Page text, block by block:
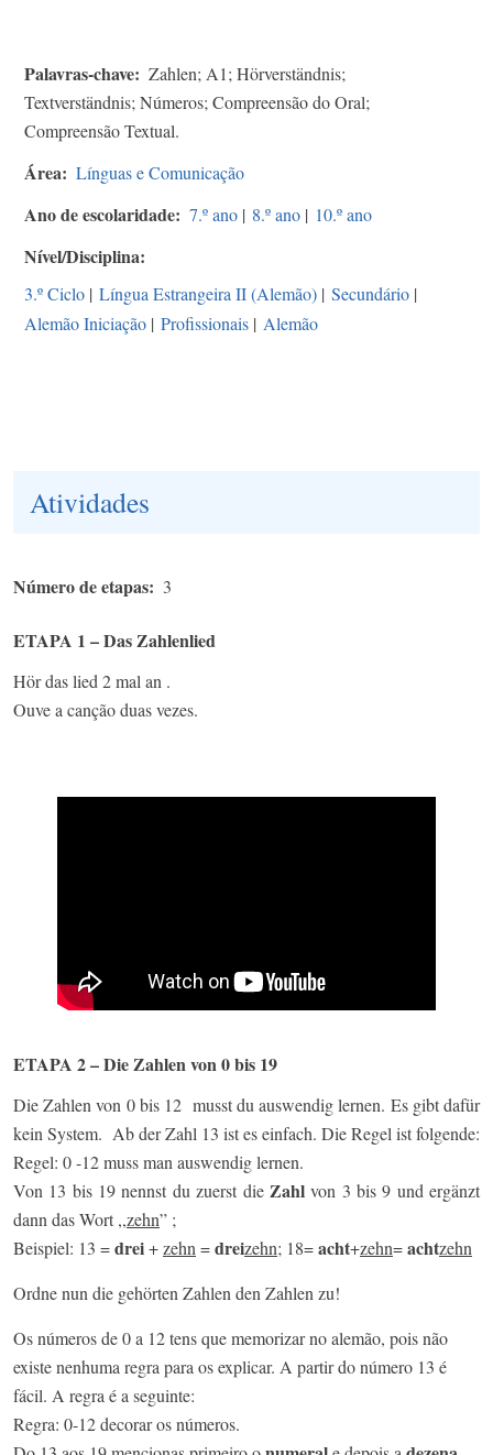
Palavras-chave
Zahlen; A1; Hörverständnis;
Textverständnis; Números; Compreensão do Oral;
Compreensão Textual.
Área Línguas e Comunicação
Ano de escolaridade 7.º ano | 8.º ano | 10.º ano
Nível/Disciplina
3.º Ciclo | Língua Estrangeira II (Alemão) | Secundário |
Alemão Iniciação | Profissionais | Alemão
Atividades
Número de etapas 3
ETAPA 1 – Das Zahlenlied
Hör das lied 2 mal an .
Ouve a canção duas vezes.
ETAPA 2 – Die Zahlen von 0 bis 19
Die Zahlen von 0 bis 12 musst du auswendig lernen. Es gibt dafür
kein System. Ab der Zahl 13 ist es einfach. Die Regel ist folgende:
Regel: 0 -12 muss man auswendig lernen.
Von 13 bis 19 nennst du zuerst die Zahlvon 3 bis 9 und ergänzt
dann das Wort ,,zehn” ;
Beispiel: 13 =drei+zehn=dreizehn; 18=acht+zehn=achtzehn
Ordne nun die gehörten Zahlen den Zahlen zu!
Os números de 0 a 12 tens que memorizar no alemão, pois não
existe nenhuma regra para os explicar. A partir do número 13 é
fácil. A regra é a seguinte:
Regra: 0-12 decorar os números.